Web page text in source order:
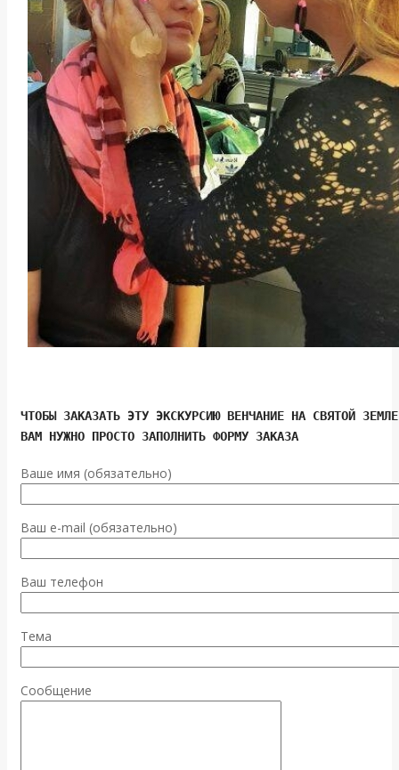
ЧТОБЫ ЗАКАЗАТЬ ЭТУ ЭКСКУРСИЮ ВЕНЧАНИЕ НА СВЯТОЙ ЗЕМЛЕ
ВАМ НУЖНО ПРОСТО ЗАПОЛНИТЬ ФОРМУ ЗАКАЗА
Ваше имя (обязательно)
Ваш e-mail (обязательно)
Ваш телефон
Тема
Сообщение